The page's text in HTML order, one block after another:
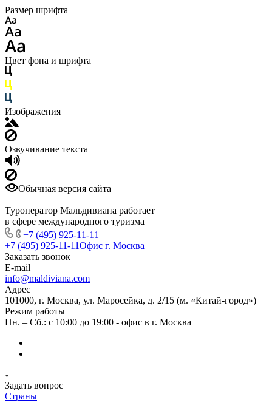
Размер шрифта
Цвет фона и шрифта
Изображения
Озвучивание текста
Обычная версия сайта
Туроператор Мальдивиана работает
в сфере международного туризма
+7 (495) 925-11-11
+7 (495) 925-11-11Офис г. Москва
Заказать звонок
E-mail
info@maldiviana.com
Адрес
101000, г. Москва, ул. Маросейка, д. 2/15 (м. «Китай-город»)
Режим работы
Пн. – Сб.: с 10:00 до 19:00 - офис в г. Москва
Задать вопрос
Страны